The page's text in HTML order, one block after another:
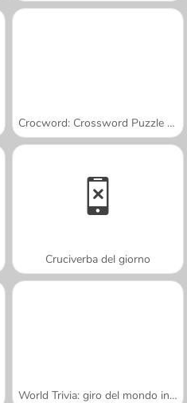
Crocword: Crossword Puzzle Game
Cruciverba del giorno
World Trivia: giro del mondo in un quiz